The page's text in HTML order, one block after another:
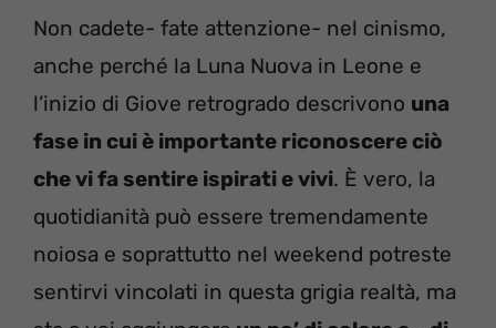
Non cadete- fate attenzione- nel cinismo,
anche perché la Luna Nuova in Leone e
l’inizio di Giove retrogrado descrivono una
fase in cui è importante riconoscere ciò
che vi fa sentire ispirati e vivi. È vero, la
quotidianità può essere tremendamente
noiosa e soprattutto nel weekend potreste
sentirvi vincolati in questa grigia realtà, ma